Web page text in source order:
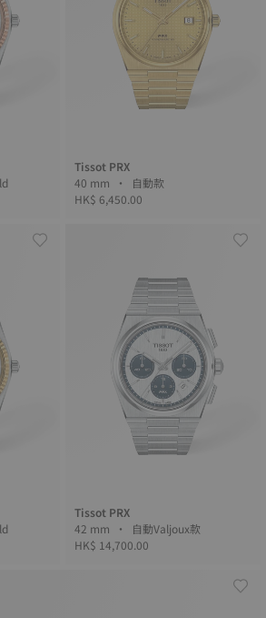
Gold
Tissot PRX
40 mm • 自動款
HK$ 6,450.00
Gold
Tissot PRX
42 mm • 自動Valjoux款
HK$ 14,700.00